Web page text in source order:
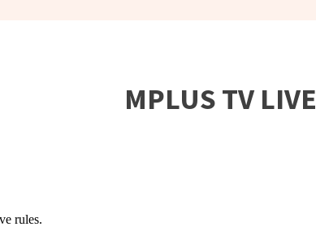
MPLUS TV LIVE